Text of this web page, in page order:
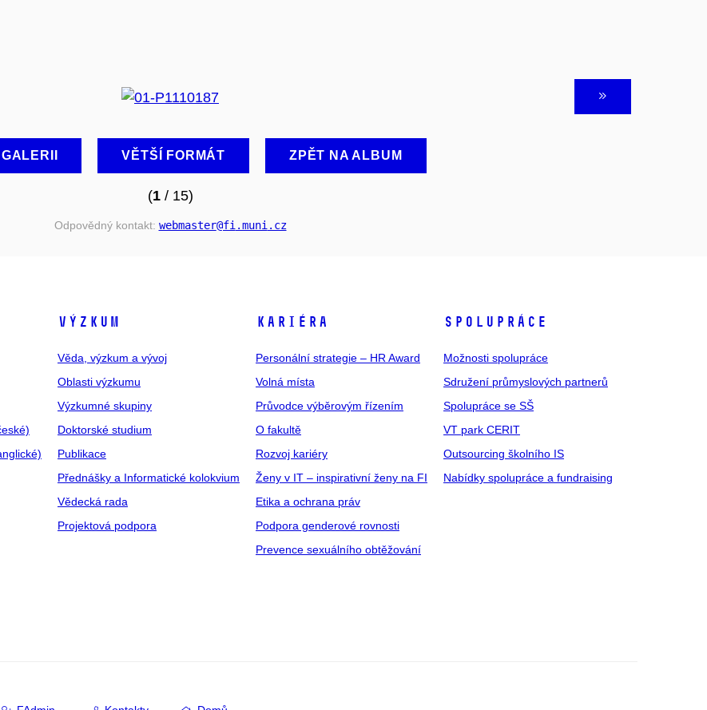
VĚTŠÍ FORMÁT ZPĚT NA ALBUM
(1/ 15)
Odpovědný kontakt: webmaster@fi .muni .cz
VÝZKUM
Věda, výzkum a vývoj
Oblasti výzkumu
Výzkumné skupiny
Doktorské studium
Publikace
Přednášky a Informatické kolokvium
Vědecká rada
Projektová podpora
KARIÉRA
Personální strategie – HR Award
Volná místa
Průvodce výběrovým řízením
O fakultě
Rozvoj kariéry
Ženy v IT – inspirativní ženy na FI
Etika a ochrana práv
Podpora genderové rovnosti
Prevence sexuálního obtěžování
SPOLUPRÁCE
Možnosti spolupráce
Sdružení průmyslových partnerů
Spolupráce se SŠ
VT park CERIT
Outsourcing školního IS
Nabídky spolupráce a fundraising